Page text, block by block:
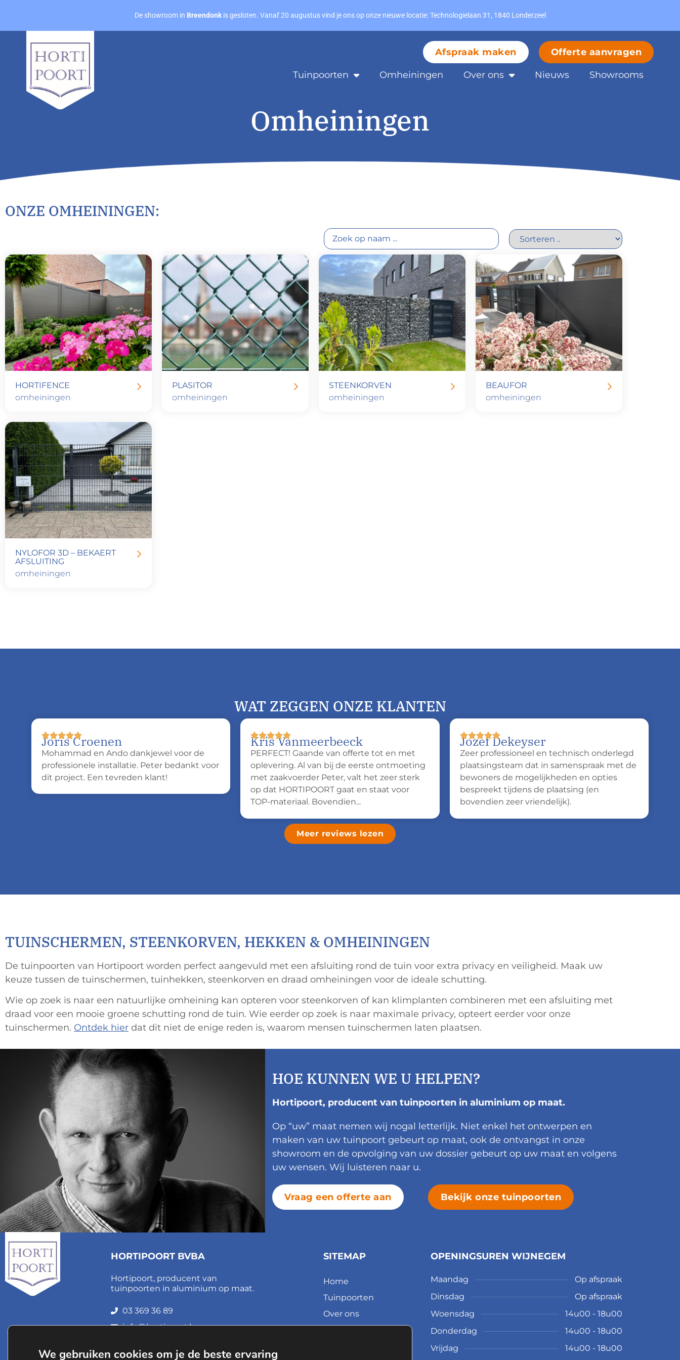
De showroom in Breendonkis gesloten. Vanaf 20 augustus vind je ons op onze nieuwe locatie: Technologielaan 31, 1840 Londerzeel
Afspraak maken Offerte aanvragen
Tuinpoorten Omheiningen Over ons Nieuws Showrooms
Omheiningen
ONZE OMHEININGEN:
HORTIFENCE
omheiningen
PLASITOR
omheiningen
STEENKORVEN
omheiningen
BEAUFOR
omheiningen
NYLOFOR 3D – BEKAERT
AFSLUITING
omheiningen
WAT ZEGGEN ONZE KLANTEN
Joris Croenen
Mohammad en Ando dankjewel voor de
professionele installatie. Peter bedankt voor
dit project. Een tevreden klant!
Kris Vanmeerbeeck
PERFECT! Gaande van offerte tot en met
oplevering. Al van bij de eerste ontmoeting
met zaakvoerder Peter, valt het zeer sterk
op dat HORTIPOORT gaat en staat voor
TOP-materiaal. Bovendien...
Jozef Dekeyser
Zeer professioneel en technisch onderlegd
plaatsingsteam dat in samenspraak met de
bewoners de mogelijkheden en opties
bespreekt tijdens de plaatsing (en
bovendien zeer vriendelijk).
Meer reviews lezen
TUINSCHERMEN, STEENKORVEN, HEKKEN & OMHEININGEN
De tuinpoorten van Hortipoort worden perfect aangevuld met een afsluiting rond de tuin voor extra privacy en veiligheid. Maak uw
keuze tussen de tuinschermen, tuinhekken, steenkorven en draad omheiningen voor de ideale schutting.
Wie op zoek is naar een natuurlijke omheining kan opteren voor steenkorven of kan klimplanten combineren met een afsluiting met
draad voor een mooie groene schutting rond de tuin. Wie eerder op zoek is naar maximale privacy, opteert eerder voor onze
tuinschermen. Ontdek hier dat dit niet de enige reden is, waarom mensen tuinschermen laten plaatsen.
HOE KUNNEN WE U HELPEN?
Hortipoort, producent van tuinpoorten in aluminium op maat.
Op “uw” maat nemen wij nogal letterlijk. Niet enkel het ontwerpen en
maken van uw tuinpoort gebeurt op maat, ook de ontvangst in onze
showroom en de opvolging van uw dossier gebeurt op uw maat en volgens
uw wensen. Wij luisteren naar u.
Vraag een offerte aan Bekijk onze tuinpoorten
HORTIPOORT BVBA
Hortipoort, producent van
tuinpoorten in aluminium op maat.
03 369 36 89
info@hortipoort.be
SITEMAP
Home
Tuinpoorten
Over ons
OPENINGSUREN WIJNEGEM
Maandag
Op afspraak
Dinsdag
Op afspraak
Woensdag
14u00 - 18u00
Donderdag
14u00 - 18u00
Vrijdag
14u00 - 18u00
We gebruiken cookies om je de beste ervaring